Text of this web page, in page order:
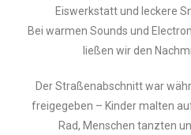
Eiswerkstatt und leckere
Bei warmen Sounds und
ließen wir den
Der Straßenabschnitt war
freigegeben – Kinder malten
Rad, Menschen tanzten